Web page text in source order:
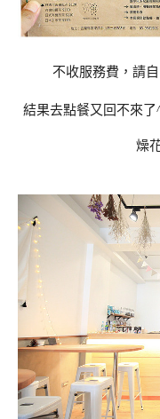
不收服務費，請
結果去點餐又回不來
燥